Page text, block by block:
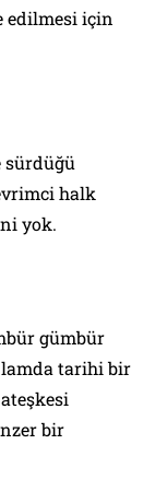
edilmesi için
sürdüğü
halk
yok.
gümbür
tarihi bir
ateşkesi
bir